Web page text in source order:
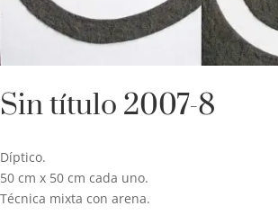
Sin título 2007-8
Díptico.
50 cm x 50 cm cada uno.
Técnica mixta con arena.